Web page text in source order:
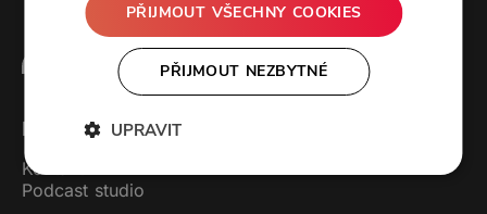
Forendors
Kontakt
Podcast studio
PŘIJMOUT VŠECHNY COOKIES
PŘIJMOUT NEZBYTNÉ
UPRAVIT